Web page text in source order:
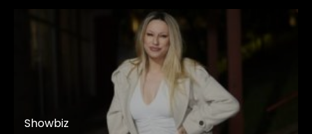
Showbiz